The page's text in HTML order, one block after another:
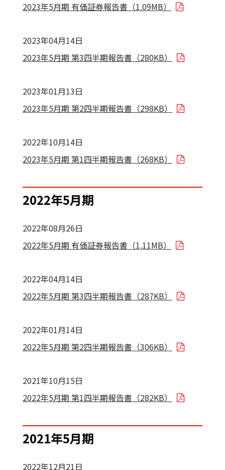
2023年5月期 有価証券報告書（1.09MB）
2023年04月14日
2023年5月期 第3四半期報告書（280KB）
2023年01月13日
2023年5月期 第2四半期報告書（298KB）
2022年10月14日
2023年5月期 第1四半期報告書（268KB）
2022年5月期
2022年08月26日
2022年5月期 有価証券報告書（1.11MB）
2022年04月14日
2022年5月期 第3四半期報告書（287KB）
2022年01月14日
2022年5月期 第2四半期報告書（306KB）
2021年10月15日
2022年5月期 第1四半期報告書（282KB）
2021年5月期
2022年12月21日